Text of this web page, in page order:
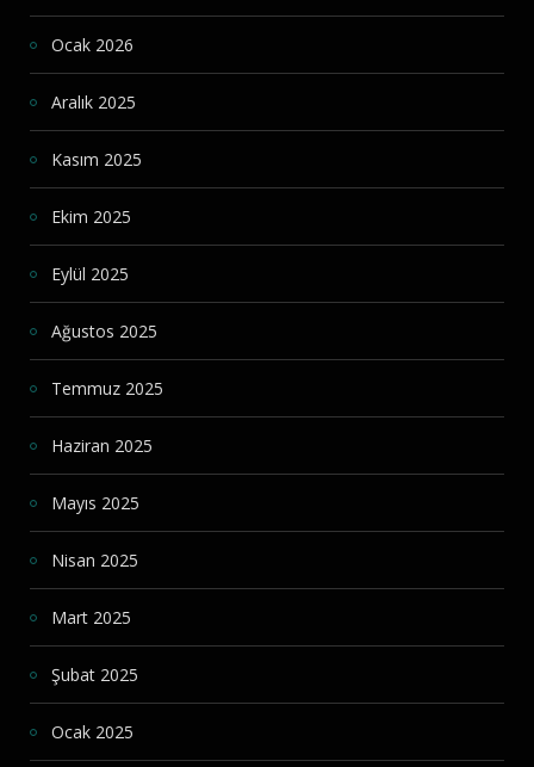
Ocak 2026
Aralık 2025
Kasım 2025
Ekim 2025
Eylül 2025
Ağustos 2025
Temmuz 2025
Haziran 2025
Mayıs 2025
Nisan 2025
Mart 2025
Şubat 2025
Ocak 2025